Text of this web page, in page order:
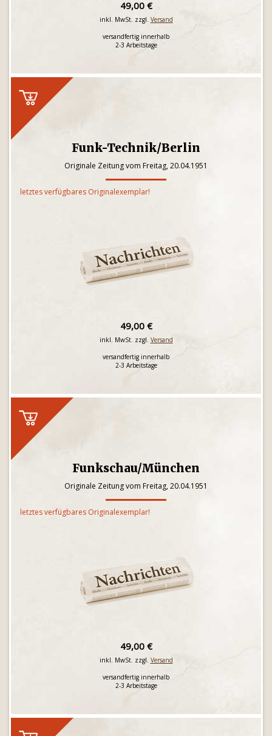
49,00 €
inkl. MwSt. zzgl. Versand
versandfertig innerhalb
2-3 Arbeitstage
Funk-Technik/Berlin
Originale Zeitung vom Freitag, 20.04.1951
letztes verfügbares Originalexemplar!
49,00 €
inkl. MwSt. zzgl. Versand
versandfertig innerhalb
2-3 Arbeitstage
Funkschau/München
Originale Zeitung vom Freitag, 20.04.1951
letztes verfügbares Originalexemplar!
49,00 €
inkl. MwSt. zzgl. Versand
versandfertig innerhalb
2-3 Arbeitstage